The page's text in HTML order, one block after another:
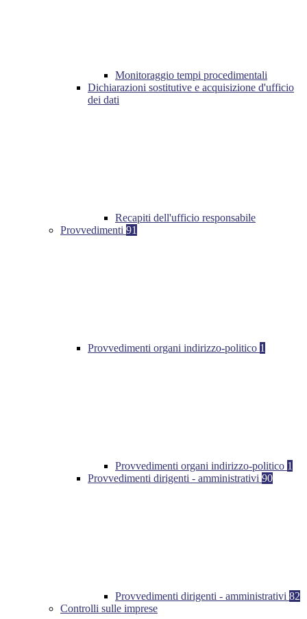
Monitoraggio tempi procedimentali
Dichiarazioni sostitutive e acquisizione d'ufficio
dei dati
Recapiti dell'ufficio responsabile
Provvedimenti 91
Provvedimenti organi indirizzo-politico 1
Provvedimenti organi indirizzo-politico 1
Provvedimenti dirigenti - amministrativi 90
Provvedimenti dirigenti - amministrativi 82
Controlli sulle imprese